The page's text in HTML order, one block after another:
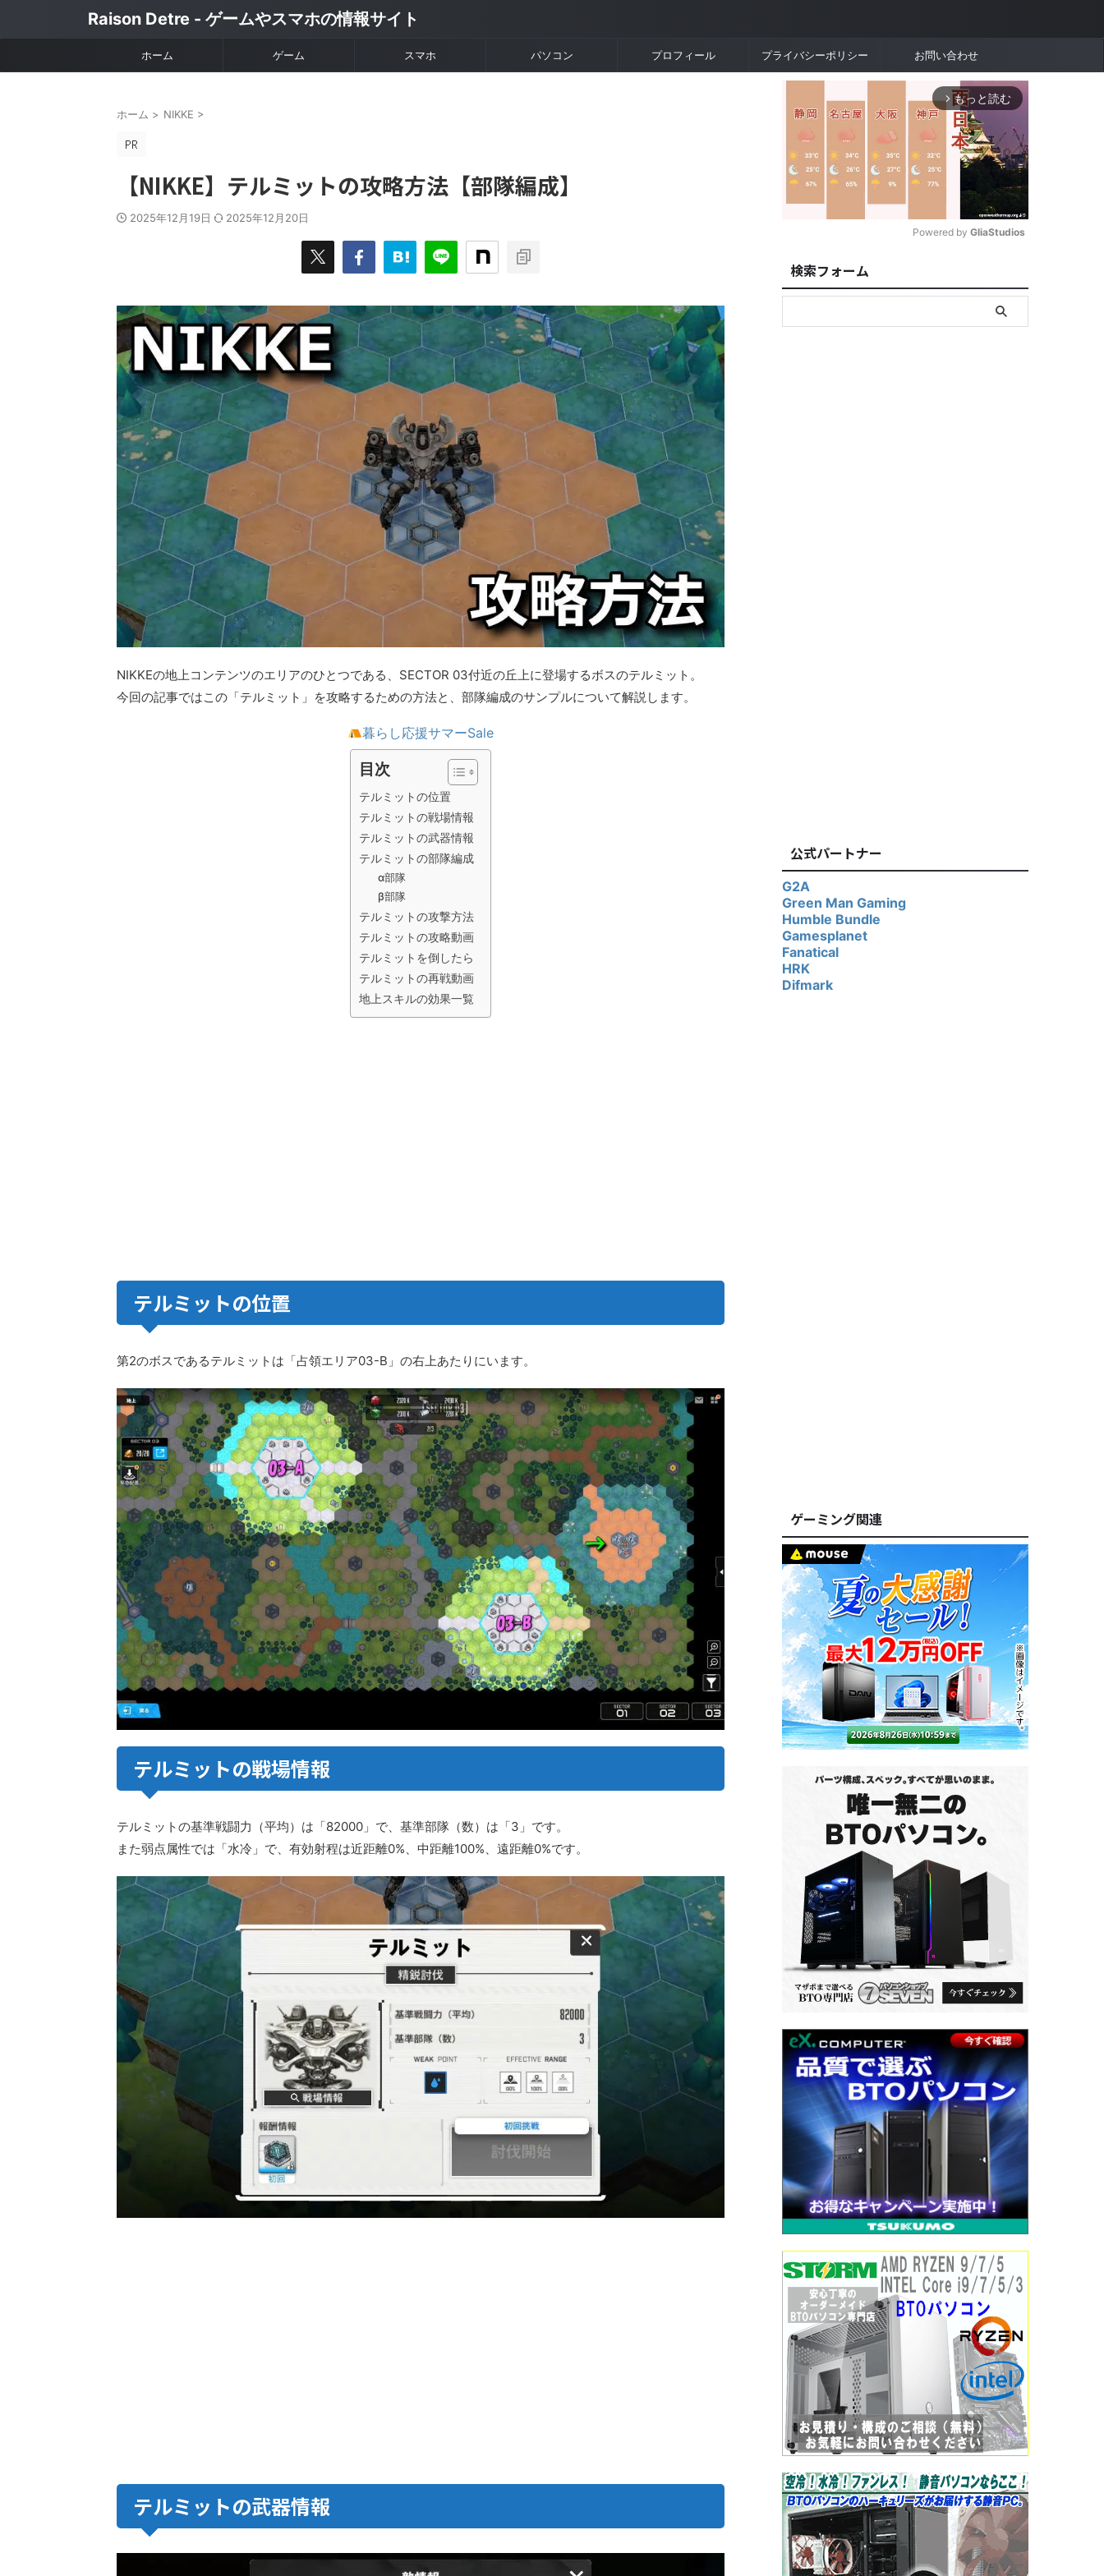
Raison Detre - ゲームやスマホの情報サイト
ホーム ゲーム スマホ パソコン プロフィール プライバシーポリシー お問い合わせ
ホーム > NIKKE >
【NIKKE】テルミットの攻略方法【部隊編成】
2025年12月19日 2025年12月20日
NIKKEの地上コンテンツのエリアのひとつである、SECTOR 03付近の丘上に登場するボスのテルミット。
今回の記事ではこの「テルミット」を攻略するための方法と、部隊編成のサンプルについて解説します。
暮らし応援サマーSale
目次
テルミットの位置
テルミットの戦場情報
テルミットの武器情報
テルミットの部隊編成
α部隊
β部隊
テルミットの攻撃方法
テルミットの攻略動画
テルミットを倒したら
テルミットの再戦動画
地上スキルの効果一覧
テルミットの位置
第2のボスであるテルミットは「占領エリア03-B」の右上あたりにいます。
テルミットの戦場情報
テルミットの基準戦闘力（平均）は「82000」で、基準部隊（数）は「3」です。
また弱点属性では「水冷」で、有効射程は近距離0%、中距離100%、遠距離0%です。
テルミットの武器情報
arrow_forward_ios もっと読む
u
t
Powered by GliaStudios
検索フォーム
公式パートナー
G2A
Green Man Gaming
Humble Bundle
Gamesplanet
Fanatical
HRK
Difmark
ゲーミング関連